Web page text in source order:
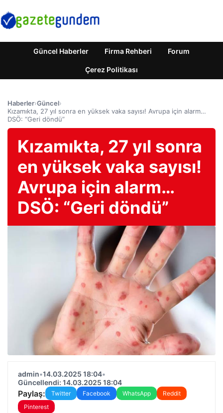
Güncel Haberler Firma Rehberi Forum
Çerez Politikası
Haberler›Güncel›
Kızamıkta, 27 yıl sonra en yüksek vaka sayısı! Avrupa için alarm…
DSÖ: “Geri döndü”
Kızamıkta, 27 yıl sonra
en yüksek vaka sayısı!
Avrupa için alarm…
DSÖ: “Geri döndü”
admin•14.03.2025 18:04•
Güncellendi: 14.03.2025 18:04
Paylaş: Twitter Facebook WhatsApp
Reddit
Pinterest